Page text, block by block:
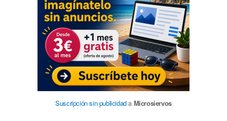
Suscripción sin publicidada Microsiervos